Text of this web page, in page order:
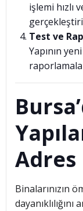
işlemi hızlı
Test ve
Yapının
Adres
Binalarınızın